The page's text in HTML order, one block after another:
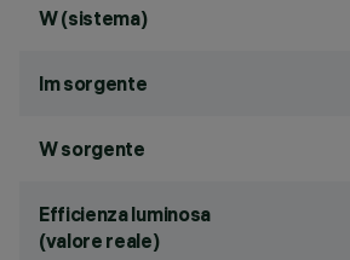
W (sistema)
lm sorgente
W sorgente
Efficienza luminosa
(valore reale)